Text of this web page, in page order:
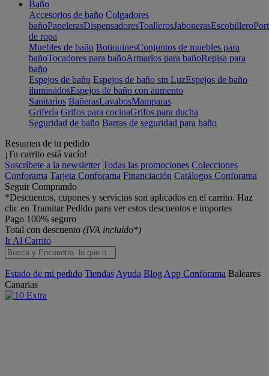
Baño
Accesorios de baño Colgadores
bañoPapelerasDispensadoresToallerosJabonerasEscobillero
de ropa
Muebles de baño BotiquinesConjuntos de muebles para
bañoTocadores para bañoArmarios para bañoRepisa para
baño
Espejos de baño Espejos de baño sin LuzEspejos de baño
iluminadosEspejos de baño con aumento
Sanitarios BañerasLavabosMamparas
Grifería Grifos para cocinaGrifos para ducha
Seguridad de baño Barras de seguridad para baño
Resumen de tu pedido
¡Tu carrito está vacío!
Suscríbete a la newsletter Todas las promociones Colecciones
Conforama Tarjeta Conforama Financiación Catálogos Conforama
Seguir Comprando
*Descuentos, cupones y servicios son aplicados en el carrito. Haz
clic en Tramitar Pedido para ver estos descuentos e importes
Pago 100% seguro
Total con descuento (IVA incluido*)
Ir Al Carrito
Estado de mi pedido Tiendas Ayuda Blog App Conforama Baleares
Canarias